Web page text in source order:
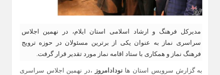
مدیرکل فرهنگ و ارشاد اسلامی استان ایلام، در نهمین اجلاس
سراسری نماز به عنوان یکی از برترین مسئولان در حوزه ترویج
فرهنگ نماز و همکاری با ستاد اقامه نماز مورد تقدیر قرار گرفت.
به گزارش سرویس استان ها نودادامروز
،در نهمین اجلاس سراسری